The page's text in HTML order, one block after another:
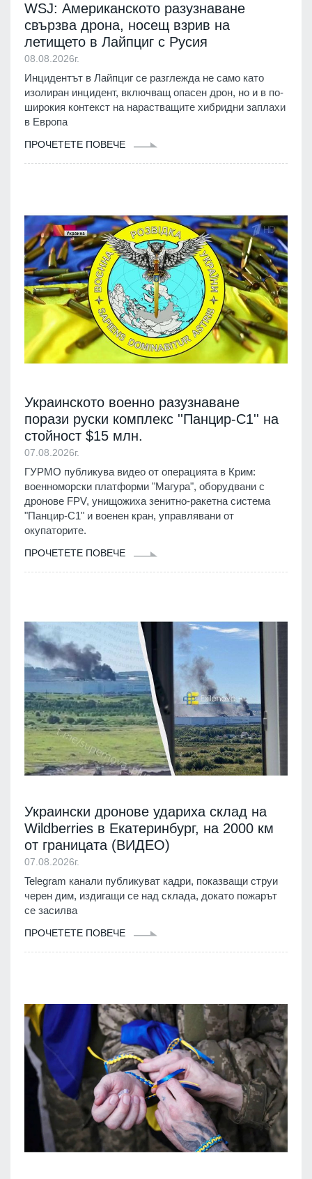
WSJ: Американското разузнаване
свързва дрона, носещ взрив на
летището в Лайпциг с Русия
08.08.2026г.
Инцидентът в Лайпциг се разглежда не само като
изолиран инцидент, включващ опасен дрон, но и в по-
широкия контекст на нарастващите хибридни заплахи
в Европа
ПРОЧЕТЕТЕ ПОВЕЧЕ
Украинското военно разузнаване
порази руски комплекс ''Панцир-С1'' на
стойност $15 млн.
07.08.2026г.
ГУРМО публикува видео от операцията в Крим:
военноморски платформи "Магура", оборудвани с
дронове FPV, унищожиха зенитно-ракетна система
"Панцир-С1" и военен кран, управлявани от
окупаторите.
ПРОЧЕТЕТЕ ПОВЕЧЕ
Украински дронове удариха склад на
Wildberries в Екатеринбург, на 2000 км
от границата (ВИДЕО)
07.08.2026г.
Telegram канали публикуват кадри, показващи струи
черен дим, издигащи се над склада, докато пожарът
се засилва
ПРОЧЕТЕТЕ ПОВЕЧЕ